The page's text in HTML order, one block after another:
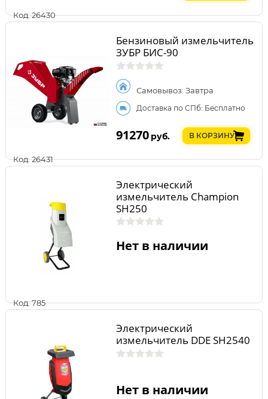
Код: 26430
Код: 26431
Бензиновый измельчитель
ЗУБР БИС-90
Самовывоз: Завтра
Доставка по СПб: Бесплатно
91270 руб. В КОРЗИНУ
Код: 785
Электрический
измельчитель Champion
SH250
Нет в наличии
Электрический
измельчитель DDE SH2540
Нет в наличии